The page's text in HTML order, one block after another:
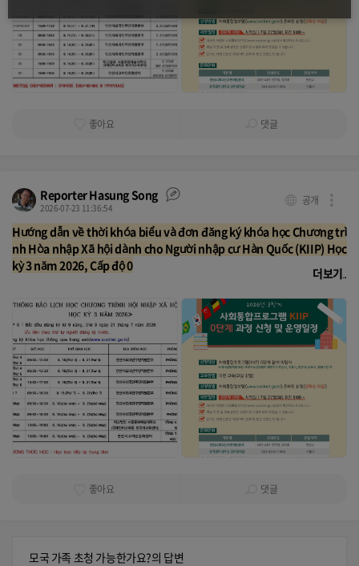
좋아요 댓글
Reporter Hasung Song
2026-07-23 11:36:54 공개
Hướng dẫn về thời khóa biểu và đơn đăng ký khóa học Chương trì
nh Hòa nhập Xã hội dành cho Người nhập cư Hàn Quốc (KIIP) Học
kỳ 3 năm 2026, Cấp độ 0
더보기
좋아요 댓글
모국 가족 초청 가능한가요?의 답변